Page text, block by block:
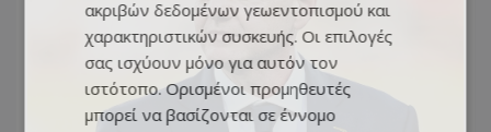
ακριβών δεδομένων γεωεντοπισμού και
χαρακτηριστικών συσκευής. Οι επιλογές
σας ισχύουν μόνο για αυτόν τον
ιστότοπο. Ορισμένοι προμηθευτές
μπορεί να βασίζονται σε έννομο